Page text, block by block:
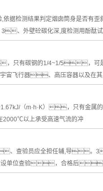
据检测结果判定烟囱筒身是否
、外壁砼碳化深,度检测用酚酞
，只有碳钢的1/4~1/5，
行器、高压容器以及在其,
（m·h·K），只有金
以上承受高速气流的冲
查验员应全担任辅,导。
单位查验，合格后